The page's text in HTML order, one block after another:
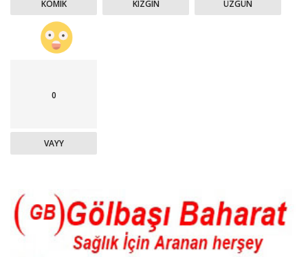
KOMIK KIZGIN ÜZGÜN
0
VAYY